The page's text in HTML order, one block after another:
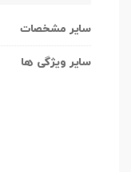
سایر مشخصات
سایر ویژگی ها